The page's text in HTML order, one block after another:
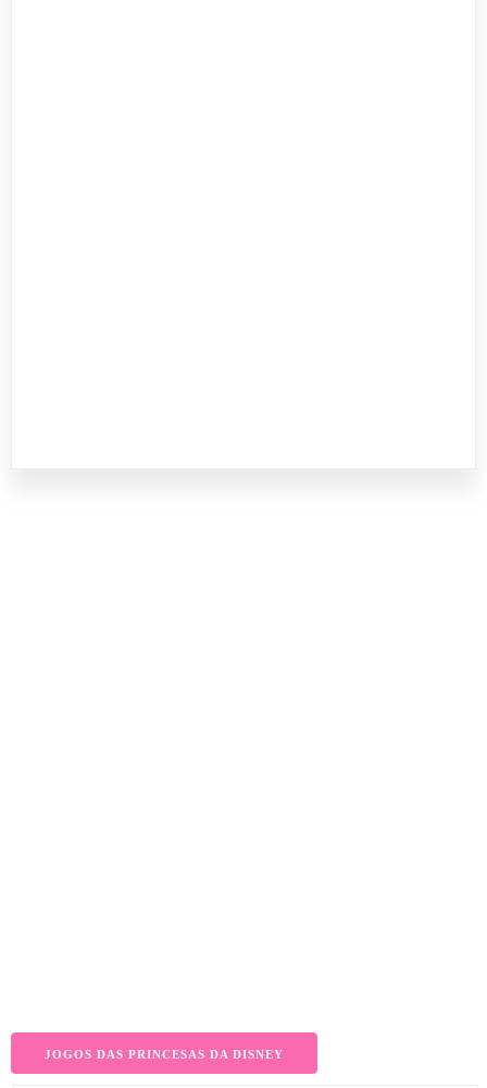
JOGOS DAS PRINCESAS DA DISNEY